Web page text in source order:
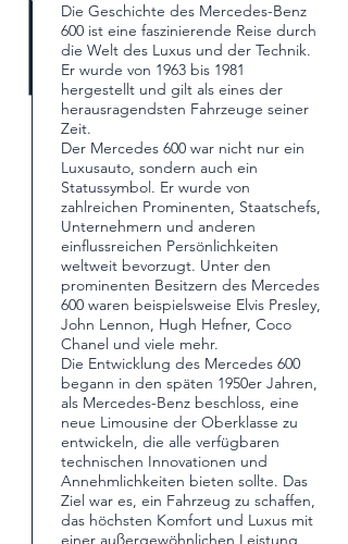
Die Geschichte des Mercedes-Benz
600 ist eine faszinierende Reise durch
die Welt des Luxus und der Technik.
Er wurde von 1963 bis 1981
hergestellt und gilt als eines der
herausragendsten Fahrzeuge seiner
Zeit.
Der Mercedes 600 war nicht nur ein
Luxusauto, sondern auch ein
Statussymbol. Er wurde von
zahlreichen Prominenten, Staatschefs,
Unternehmern und anderen
einflussreichen Persönlichkeiten
weltweit bevorzugt. Unter den
prominenten Besitzern des Mercedes
600 waren beispielsweise Elvis Presley,
John Lennon, Hugh Hefner, Coco
Chanel und viele mehr.
Die Entwicklung des Mercedes 600
begann in den späten 1950er Jahren,
als Mercedes-Benz beschloss, eine
neue Limousine der Oberklasse zu
entwickeln, die alle verfügbaren
technischen Innovationen und
Annehmlichkeiten bieten sollte. Das
Ziel war es, ein Fahrzeug zu schaffen,
das höchsten Komfort und Luxus mit
einer außergewöhnlichen Leistung